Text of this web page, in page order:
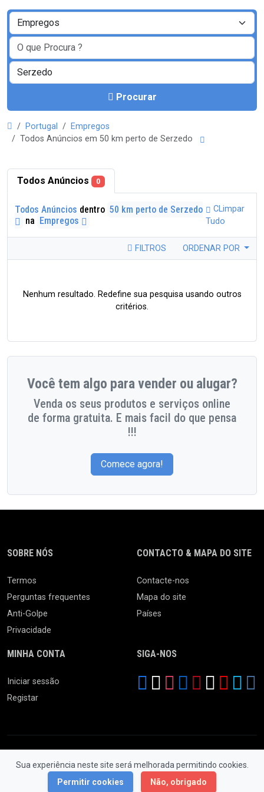
Procurar
Portugal
Empregos
Todos Anúncios em 50 km perto de Serzedo
Todos Anúncios 0
Todos Anúncios dentro 50 km perto de Serzedo
na Empregos
CLimpar
Tudo
FILTROS ORDENAR POR
Nenhum resultado. Redefine sua pesquisa usando outros
critérios.
Você tem algo para vender ou alugar?
Venda os seus produtos e serviços online
de forma gratuita. E mais facil do que pensa
!!!
Comece agora!
Sua experiência neste site será melhorada permitindo cookies.
Permitir cookies
Não, obrigado
SOBRE NÓS
Termos
Perguntas frequentes
Anti-Golpe
Privacidade
CONTACTO & MAPA DO SITE
Contacte-nos
Mapa do site
Países
MINHA CONTA
Iniciar sessão
Registar
SIGA-NOS
© 2026 Feira da Ladra. Todos os Direitos Reservados.